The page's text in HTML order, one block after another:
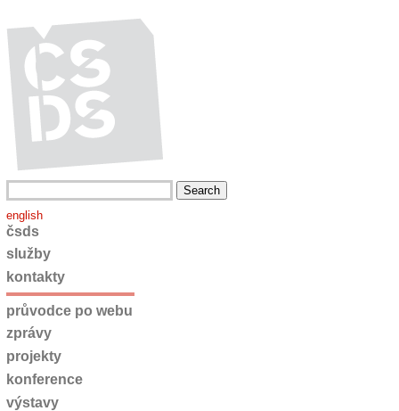
english
čsds
služby
kontakty
průvodce po webu
zprávy
projekty
konference
výstavy